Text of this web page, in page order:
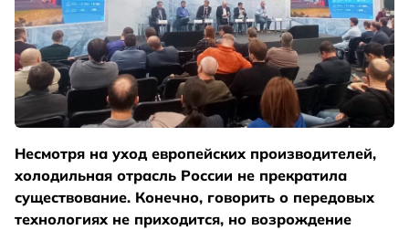
Несмотря на уход европейских производителей,
холодильная отрасль России не прекратила
существование. Конечно, говорить о передовых
технологиях не приходится, но возрождение